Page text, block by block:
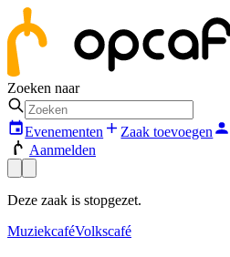
Zoeken naar
Evenementen Zaak toevoegen
Aanmelden
Deze zaak is stopgezet.
MuziekcaféVolkscafé